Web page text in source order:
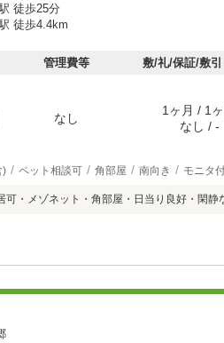
徒歩25分
徒歩4.4km
管理費等 敷/礼/保証/敷
なし
1ヶ月 / 1
なし / -
) ペット相談可 角部屋 南向き モニタ
可・メゾネット・角部屋・日当り良好・閑